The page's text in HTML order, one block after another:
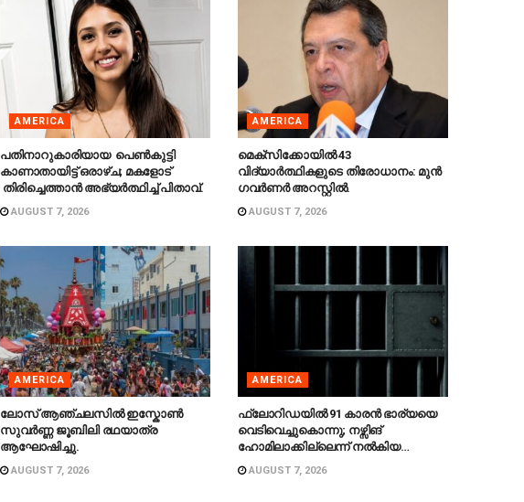
AMERICA
പതിനാറുകാരിയായ പെൺകുട്ടി
കാണാതായിട്ട് ഒരാഴ്ച; മകളോട്
തിരിച്ചെത്താൻ അഭ്യർത്ഥിച്ച് പിതാവ്.
AUGUST 7, 2026
AMERICA
മെക്‌സിക്കോയിൽ 43
വിദ്യാർത്ഥികളുടെ തിരോധാനം: മുൻ
ഗവർണർ അറസ്റ്റിൽ.
AUGUST 7, 2026
AMERICA
ലോസ് ആഞ്ചലസിൽ ഇസ്കോൺ
സുവർണ്ണ ജൂബിലി രഥയാത്ര
ആഘോഷിച്ചു.
AUGUST 7, 2026
AMERICA
ഫ്ലോറിഡയിൽ 91 കാരൻ ഭാര്യയെ
വെടിവെച്ചുകൊന്നു; നഴ്സിങ്
ഹോമിലാക്കില്ലെന്ന് നൽകിയ
വാഗ്ദാനം പാലിച്ചതായി മൊഴി.
AUGUST 7, 2026